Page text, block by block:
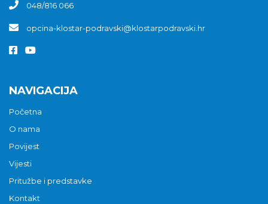
048/816 066
opcina-klostar-podravski@klostarpodravski.hr
NAVIGACIJA
Početna
O nama
Povijest
Vijesti
Pritužbe i predstavke
Kontakt